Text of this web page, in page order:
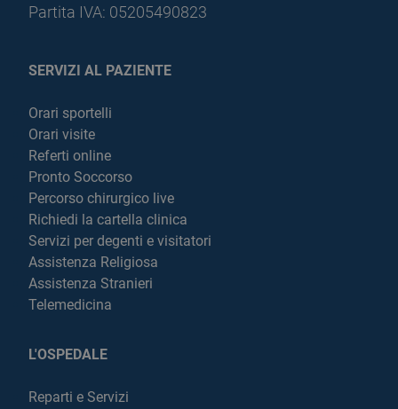
Partita IVA: 05205490823
SERVIZI AL PAZIENTE
Orari sportelli
Orari visite
Referti online
Pronto Soccorso
Percorso chirurgico live
Richiedi la cartella clinica
Servizi per degenti e visitatori
Assistenza Religiosa
Assistenza Stranieri
Telemedicina
L'OSPEDALE
Reparti e Servizi